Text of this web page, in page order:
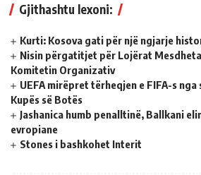
Gjithashtu lexoni:
Kurti: Kosova gati për një ngjarje
Nisin përgatitjet për Lojërat
Komitetin Organizativ
UEFA mirëpret tërheqjen e FIFA-s
Kupës së Botës
Jashanica humb penalltinë, Ballkani
evropiane
Stones i bashkohet Interit